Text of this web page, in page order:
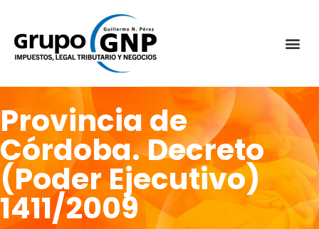
Provincia de
Córdoba. Decreto
(Poder Ejecutivo)
1411/2009